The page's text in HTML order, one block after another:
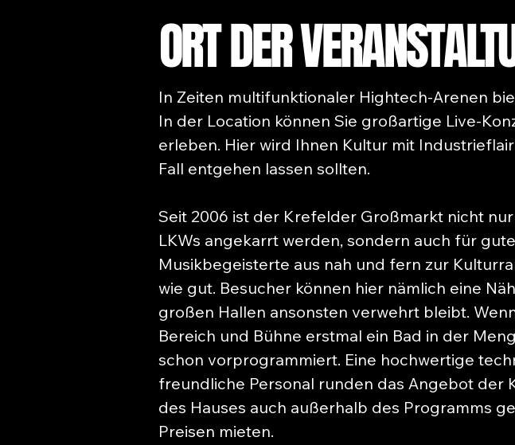
ORT DER
In Zeiten multifunktionaler Hightech-Arenen
In der Location können Sie großartige Live-
erleben. Hier wird Ihnen Kultur mit
Fall entgehen lassen sollten.
Seit 2006 ist der Krefelder Großmarkt nicht
LKWs angekarrt werden, sondern auch für
Musikbegeisterte aus nah und fern zur
wie gut. Besucher können hier nämlich eine
großen Hallen ansonsten verwehrt bleibt.
Bereich und Bühne erstmal ein Bad in der
schon vorprogrammiert. Eine hochwertige
freundliche Personal runden das Angebot der
des Hauses auch außerhalb des Programms
Preisen mieten.